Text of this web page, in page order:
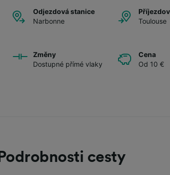
Odjezdová stanice
Narbonne
Toulouse
Změny
Dostupné přímé vlaky
Cena
Od 10 €
Podrobnosti cesty